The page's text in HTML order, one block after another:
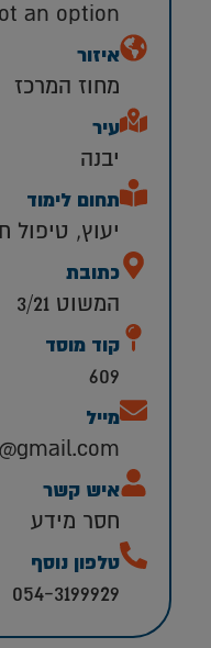
an option
איזור
מחוז המרכז
עיר
יבנה
תחום לימוד
יעוץ, טיפול
כתובת
המשוט 3/21
קוד מוסד
609
מייל
איש קשר
חסר מידע
טלפון נוסף
054-3199929